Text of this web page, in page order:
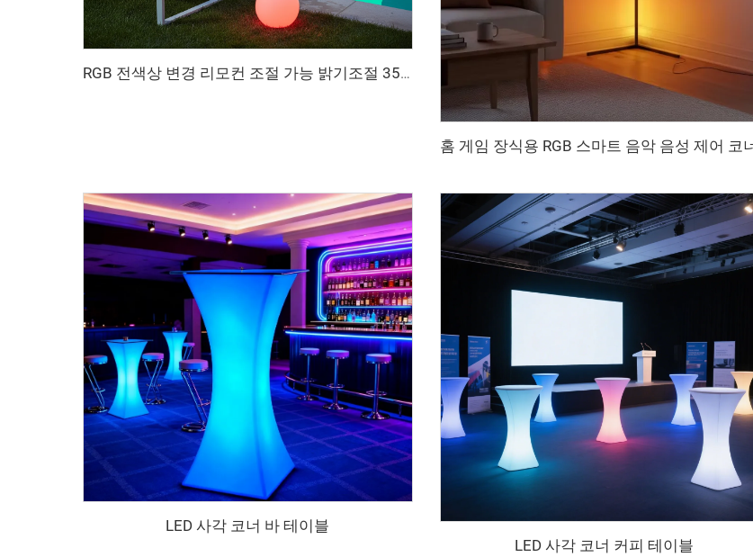
RGB 전색상 변경 리모컨 조절 가능 밝기조절 35cm LED 볼 조명 IP65 방수 장식용
LED 사각 코너 바 테이블
LED 사각 코너 커피 테이블